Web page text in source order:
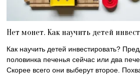
Нет монет. Как научить детей
Как научить детей инвестировать?
половинка печенья сейчас или два
Скорее всего они выберут второе.